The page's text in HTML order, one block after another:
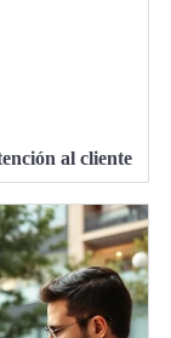
al cliente